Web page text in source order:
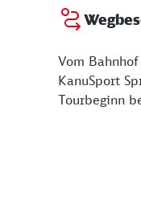
Vom
KanuSport
Tourbeginn